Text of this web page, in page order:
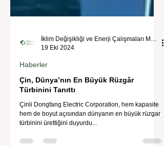
19 Eki 2024
Haberler
Türbinini Tanıttı
Çinli Dongfang Electric Corporation, hem kapasite
türbinini ürettiğini duyurdu...